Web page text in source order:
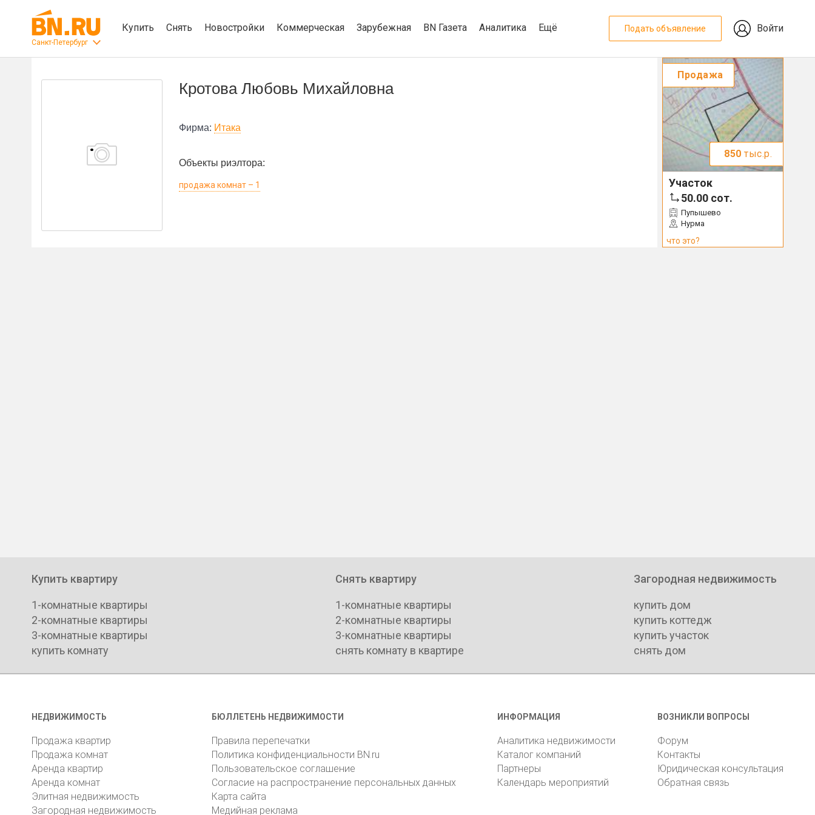
Санкт-Петербург
Купить Снять Новостройки Коммерческая Зарубежная BN Газета Аналитика Ещё Подать объявление Войти
Кротова Любовь Михайловна
Фирма: Итака
Объекты риэлтора:
продажа комнат – 1
Продажа
850 тыс.р.
Участок
50.00 сот.
Пупышево
Нурма
что это?
Купить квартиру
1-комнатные квартиры
2-комнатные квартиры
3-комнатные квартиры
купить комнату
Снять квартиру
1-комнатные квартиры
2-комнатные квартиры
3-комнатные квартиры
снять комнату в квартире
Загородная недвижимость
купить дом
купить коттедж
купить участок
снять дом
НЕДВИЖИМОСТЬ
Продажа квартир
Продажа комнат
Аренда квартир
Аренда комнат
Элитная недвижимость
Загородная недвижимость
БЮЛЛЕТЕНЬ НЕДВИЖИМОСТИ
Правила перепечатки
Политика конфиденциальности BN.ru
Пользовательское соглашение
Согласие на распространение персональных данных
Карта сайта
Медийная реклама
ИНФОРМАЦИЯ
Аналитика недвижимости
Каталог компаний
Партнеры
Календарь мероприятий
ВОЗНИКЛИ ВОПРОСЫ
Форум
Контакты
Юридическая консультация
Обратная связь